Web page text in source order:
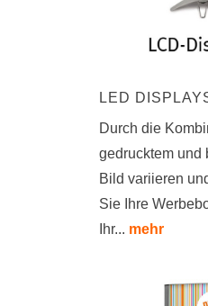
LED
Durch die
gedrucktem und
Bild variieren
Sie Ihre
Ihr... mehr